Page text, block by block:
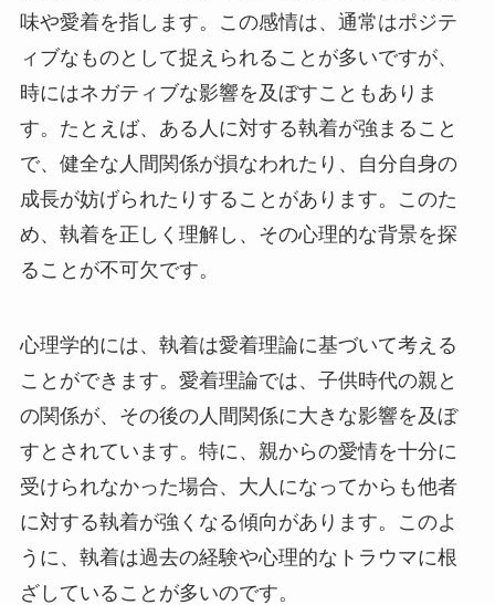
味や愛着を指します。この感情は、通常はポジテ
ィブなものとして捉えられることが多いですが、
時にはネガティブな影響を及ぼすこともありま
す。たとえば、ある人に対する執着が強まること
で、健全な人間関係が損なわれたり、自分自身の
成長が妨げられたりすることがあります。このた
め、執着を正しく理解し、その心理的な背景を探
ることが不可欠です。
心理学的には、執着は愛着理論に基づいて考える
ことができます。愛着理論では、子供時代の親と
の関係が、その後の人間関係に大きな影響を及ぼ
すとされています。特に、親からの愛情を十分に
受けられなかった場合、大人になってからも他者
に対する執着が強くなる傾向があります。このよ
うに、執着は過去の経験や心理的なトラウマに根
ざしていることが多いのです。